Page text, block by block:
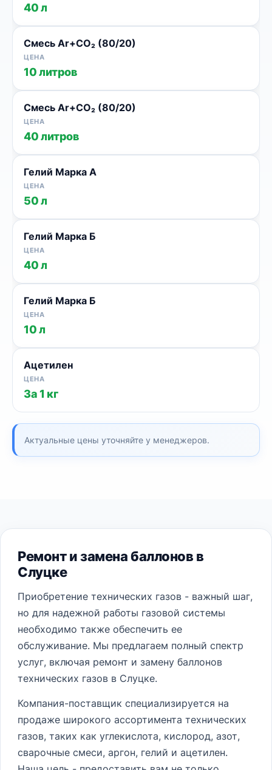
40 л
Смесь Ar+CO₂ (80/20)
10 литров
Смесь Ar+CO₂ (80/20)
40 литров
Гелий Марка А
50 л
Гелий Марка Б
40 л
Гелий Марка Б
10 л
Ацетилен
За 1 кг
Актуальные цены уточняйте у менеджеров.
Ремонт и замена баллонов в
Слуцке
Приобретение технических газов - важный шаг,
но для надежной работы газовой системы
необходимо также обеспечить ее
обслуживание. Мы предлагаем полный спектр
услуг, включая ремонт и замену баллонов
технических газов в Слуцке.
Компания-поставщик специализируется на
продаже широкого ассортимента технических
газов, таких как углекислота, кислород, азот,
сварочные смеси, аргон, гелий и ацетилен.